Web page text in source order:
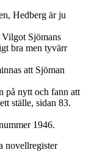
Hedberg är ju
Vilgot Sjömans
bra men tyvärr
att Sjöman
på nytt och fann att
ställe, sidan 83.
1946.
novellregister